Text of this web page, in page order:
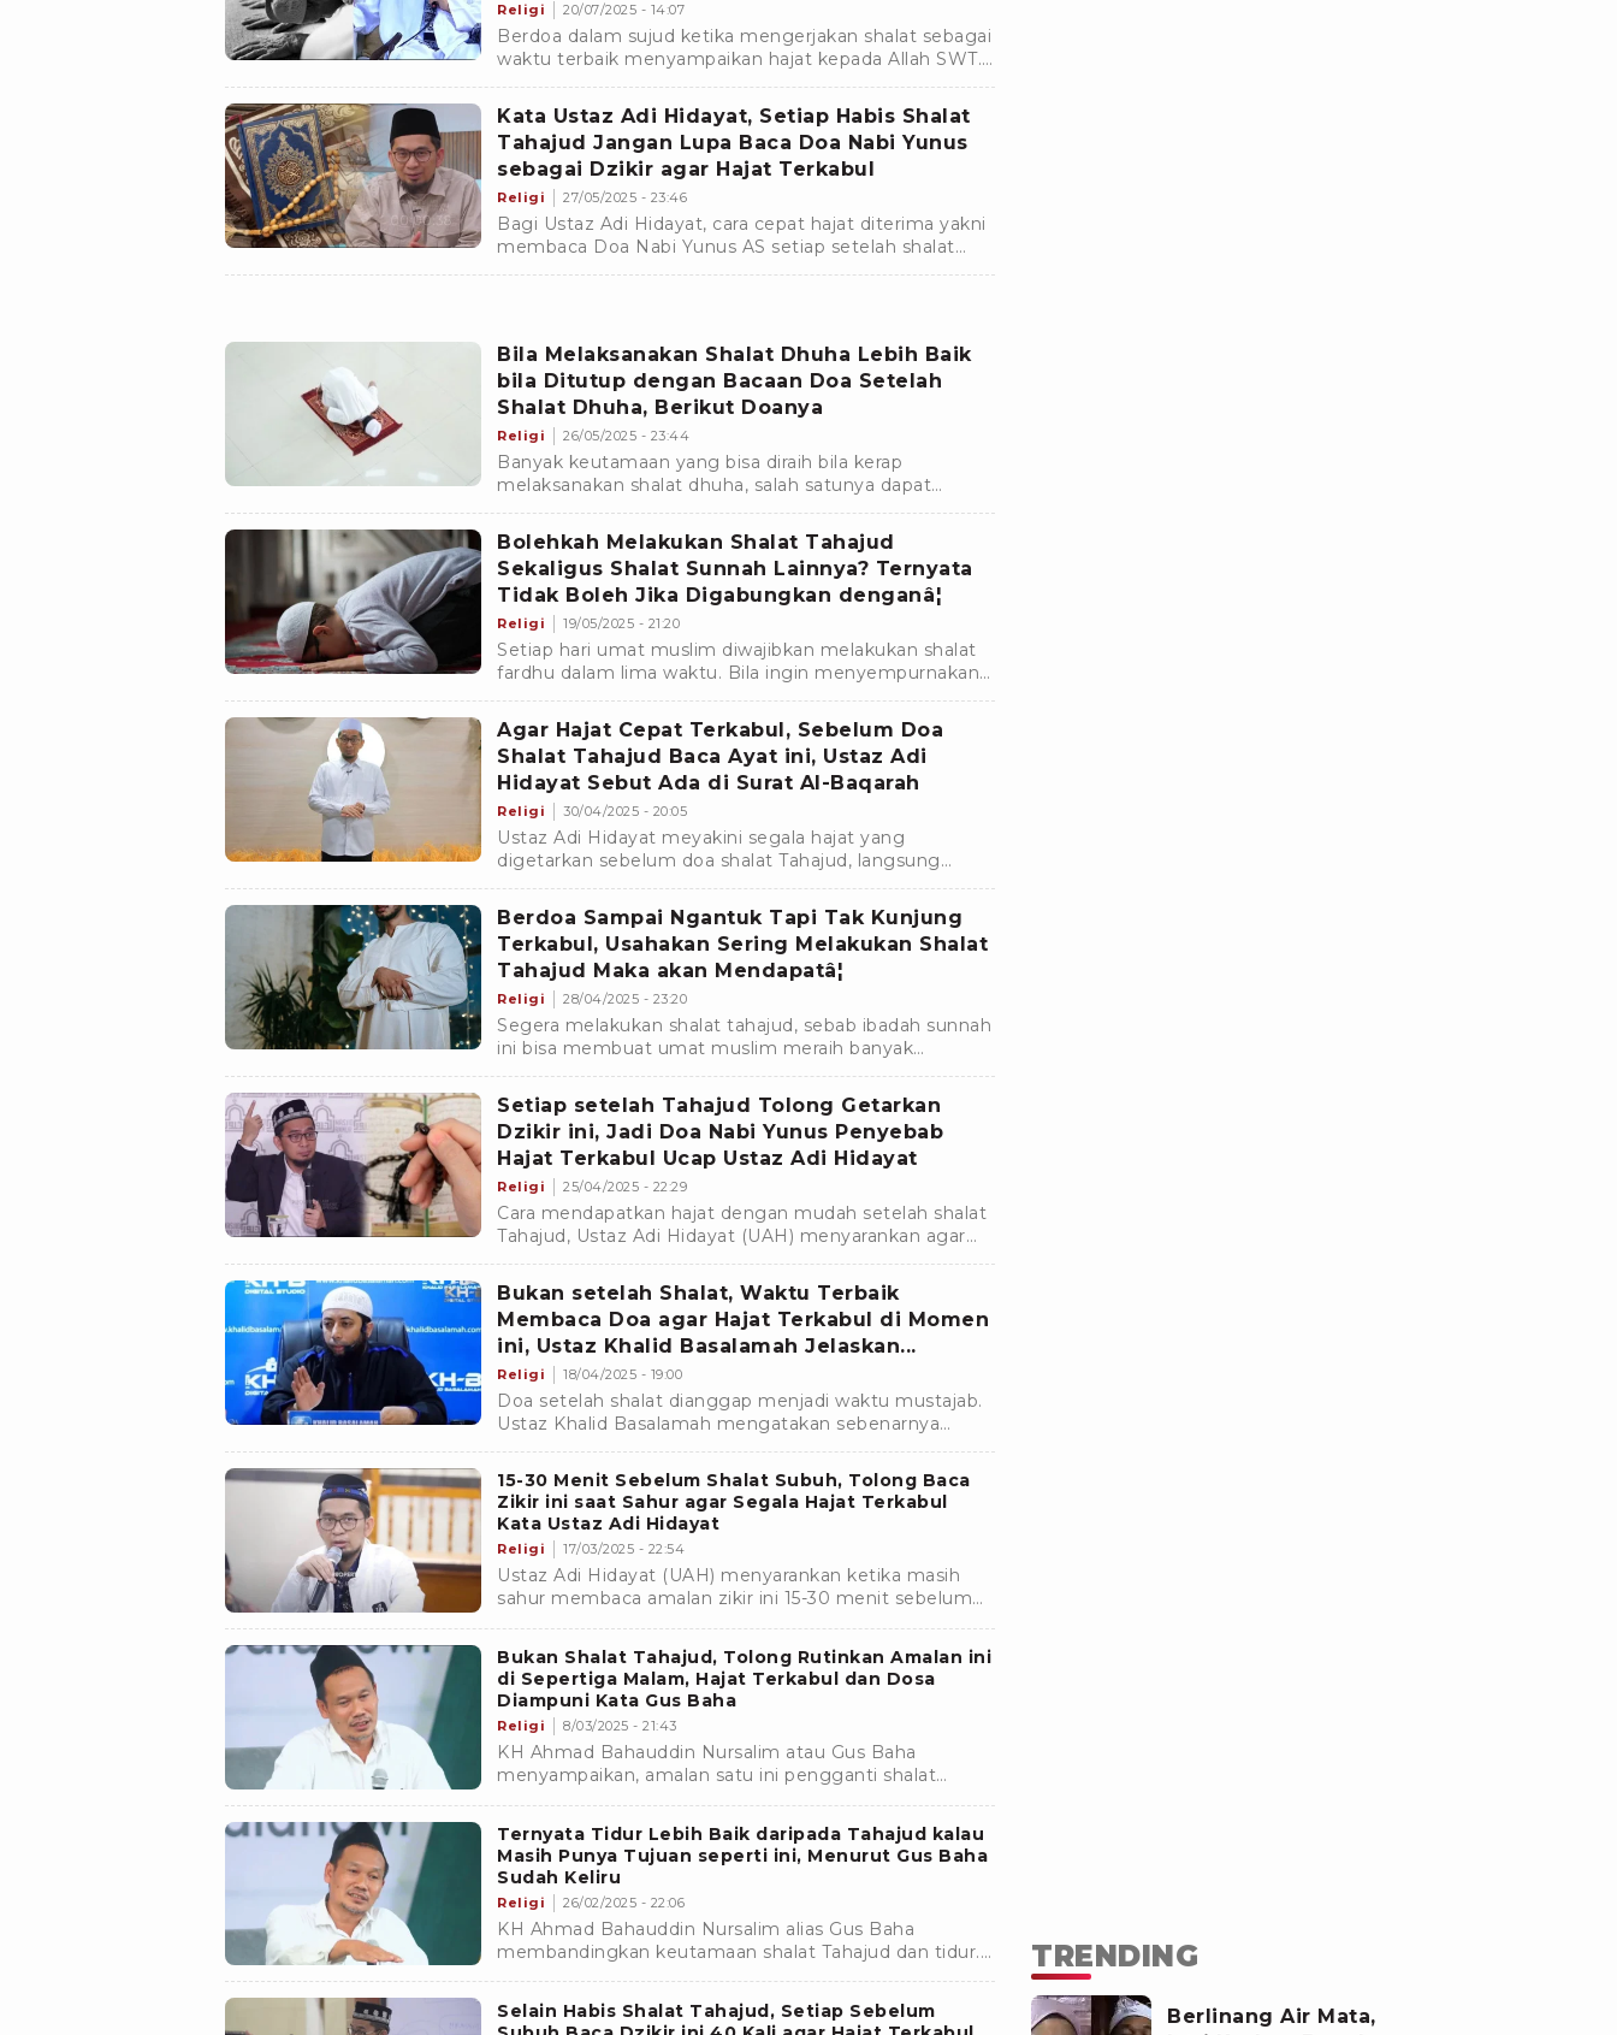
Religi 20/07/2025 - 14:07
Berdoa dalam sujud ketika mengerjakan shalat sebagai
waktu terbaik menyampaikan hajat kepada Allah SWT.
Tetapi, Buya Yahya mengingatkan dua aturan penting
ketika berdoa saat sujud. Apa?
Kata Ustaz Adi Hidayat, Setiap Habis Shalat
Tahajud Jangan Lupa Baca Doa Nabi Yunus
sebagai Dzikir agar Hajat Terkabul
Religi 27/05/2025 - 23:46
Bagi Ustaz Adi Hidayat, cara cepat hajat diterima yakni
membaca Doa Nabi Yunus AS setiap setelah shalat
Tahajud karena menjadi amalan dzikir di sepertiga
Bila Melaksanakan Shalat Dhuha Lebih Baik
bila Ditutup dengan Bacaan Doa Setelah
Shalat Dhuha, Berikut Doanya
Religi 26/05/2025 - 23:44
Banyak keutamaan yang bisa diraih bila kerap
melaksanakan shalat dhuha, salah satunya dapat
mengabulkan hajat dan memberikan rezeki berlimpah.
Tutuplah Shalat Dhuha dengan doa ini
Bolehkah Melakukan Shalat Tahajud
Sekaligus Shalat Sunnah Lainnya? Ternyata
Tidak Boleh Jika Digabungkan denganâ¦
Religi 19/05/2025 - 21:20
Setiap hari umat muslim diwajibkan melakukan shalat
fardhu dalam lima waktu. Bila ingin menyempurnakan
maka dapat melakukan shalat sunnah, seperti shalat
tahajud
Agar Hajat Cepat Terkabul, Sebelum Doa
Shalat Tahajud Baca Ayat ini, Ustaz Adi
Hidayat Sebut Ada di Surat Al-Baqarah
Religi 30/04/2025 - 20:05
Ustaz Adi Hidayat meyakini segala hajat yang
digetarkan sebelum doa shalat Tahajud, langsung
diterima Allah SWT jika membaca ayat Al-Quran di
Surat Al-Baqarah.
Berdoa Sampai Ngantuk Tapi Tak Kunjung
Terkabul, Usahakan Sering Melakukan Shalat
Tahajud Maka akan Mendapatâ¦
Religi 28/04/2025 - 23:20
Segera melakukan shalat tahajud, sebab ibadah sunnah
ini bisa membuat umat muslim meraih banyak
keutamaan. Berikut keutamaan yang akan diraih
Setiap setelah Tahajud Tolong Getarkan
Dzikir ini, Jadi Doa Nabi Yunus Penyebab
Hajat Terkabul Ucap Ustaz Adi Hidayat
Religi 25/04/2025 - 22:29
Cara mendapatkan hajat dengan mudah setelah shalat
Tahajud, Ustaz Adi Hidayat (UAH) menyarankan agar
umat Muslim baca Doa Nabi Yunus AS sebagai amalan
dzikir.
Bukan setelah Shalat, Waktu Terbaik
Membaca Doa agar Hajat Terkabul di Momen
ini, Ustaz Khalid Basalamah Jelaskan...
Religi 18/04/2025 - 19:00
Doa setelah shalat dianggap menjadi waktu mustajab.
Ustaz Khalid Basalamah mengatakan sebenarnya
waktu terbaik membaca doa menyampaikan hajat di 5
momen ini.
15-30 Menit Sebelum Shalat Subuh, Tolong Baca
Zikir ini saat Sahur agar Segala Hajat Terkabul
Kata Ustaz Adi Hidayat
Religi 17/03/2025 - 22:54
Ustaz Adi Hidayat (UAH) menyarankan ketika masih
sahur membaca amalan zikir ini 15-30 menit sebelum
Bukan Shalat Tahajud, Tolong Rutinkan Amalan ini
di Sepertiga Malam, Hajat Terkabul dan Dosa
Diampuni Kata Gus Baha
Religi 8/03/2025 - 21:43
KH Ahmad Bahauddin Nursalim atau Gus Baha
menyampaikan, amalan satu ini pengganti shalat
waktu sepertiga malam.
Ternyata Tidur Lebih Baik daripada Tahajud kalau
Masih Punya Tujuan seperti ini, Menurut Gus Baha
Sudah Keliru
Religi 26/02/2025 - 22:06
KH Ahmad Bahauddin Nursalim alias Gus Baha
membandingkan keutamaan shalat Tahajud dan tidur.
terkabul.
Selain Habis Shalat Tahajud, Setiap Sebelum
TRENDING
Berlinang Air Mata,